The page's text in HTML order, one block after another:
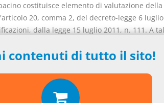
costituisce elemento di valutazione
20, comma 2, del decreto-legge 6
dalla legge 15 luglio 2011, n. 111. A
nelle regioni e negli enti locali,
hanno provveduto all'applicazione delle
In caso di mancata comunicazione
contenuti di tutto il sito!